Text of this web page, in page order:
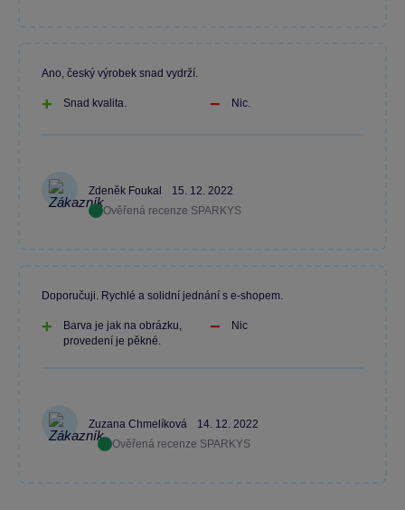
Zdeněk Foukal
15. 12. 2022
Ověřená recenze SPARKYS
Ano, český výrobek snad vydrží.
Snad kvalita. Nic.
Zuzana Chmelíková
14. 12. 2022
Ověřená recenze SPARKYS
Doporučuji. Rychlé a solidní jednání s e-shopem.
Barva je jak na obrázku,
provedení je pěkné.
Nic